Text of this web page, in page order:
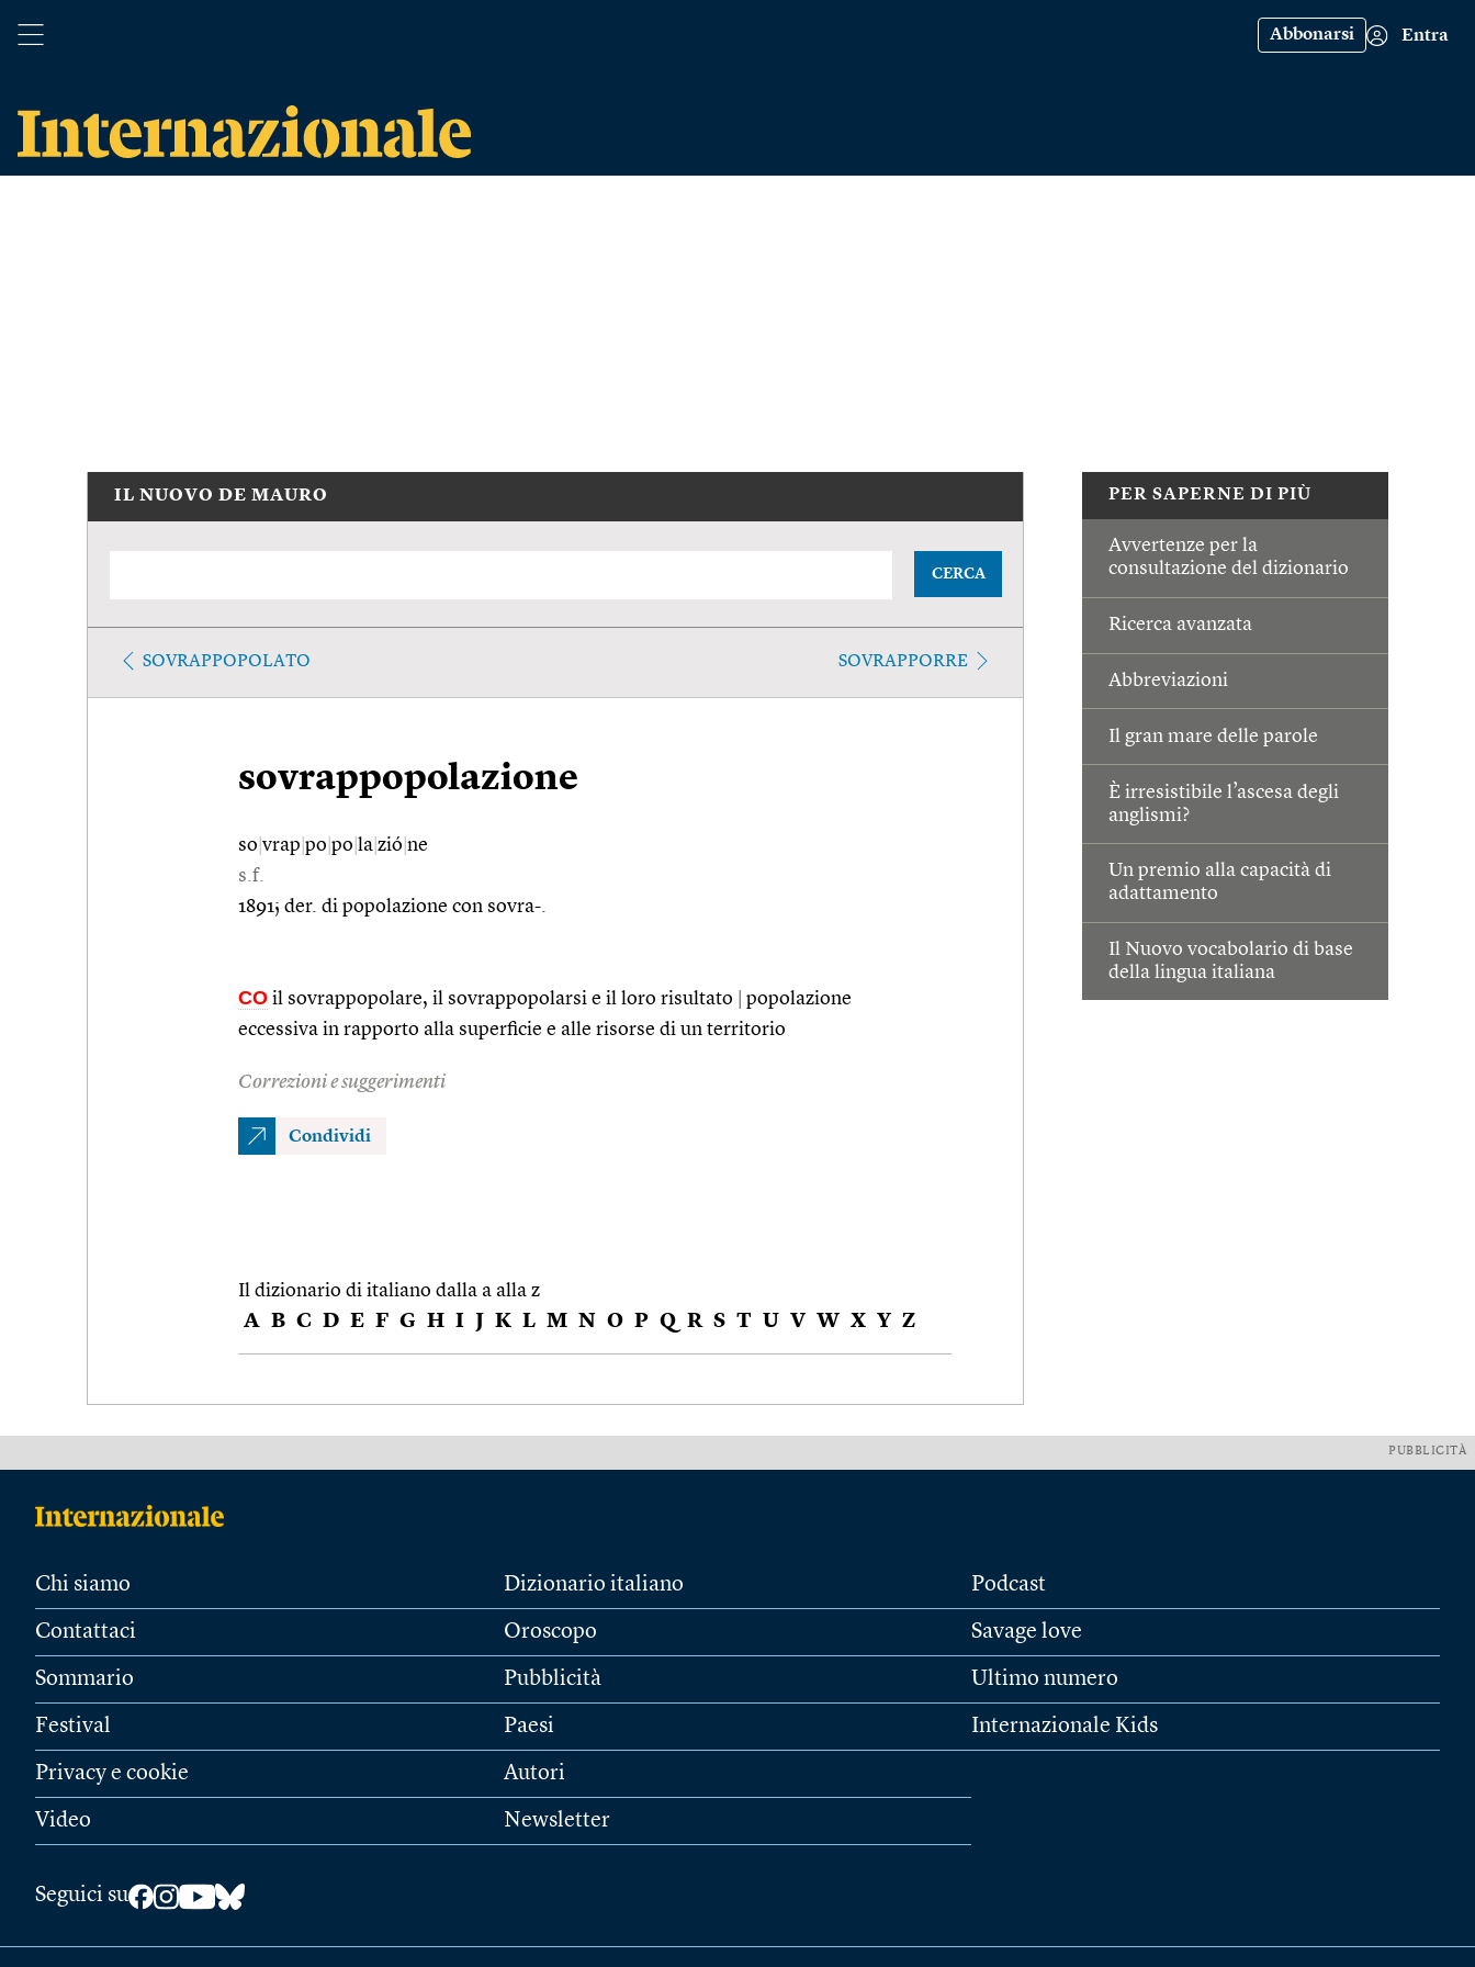
Abbonarsi Entra
PER SAPERNE DI PIÙ
Avvertenze per la
consultazione del dizionario
Ricerca avanzata
Abbreviazioni
Il gran mare delle parole
È irresistibile l’ascesa degli
anglismi?
Un premio alla capacità di
adattamento
Il Nuovo vocabolario di base
della lingua italiana
IL NUOVO DE MAURO
CERCA
SOVRAPPOPOLATO SOVRAPPORRE
sovrappopolazione
so vrap po po la zió ne
s.f.
1891; der. di popolazione con sovra-.
CO il sovrappopolare, il sovrappopolarsi e il loro risultato
popolazione
eccessiva in rapporto alla superficie e alle risorse di un territorio
Correzioni e suggerimenti
Condividi
Il dizionario di italiano dalla a alla z
A B C D E F G H I J K L M N O P Q R S T U V W X Y Z
PUBBLICITÀ
Chi siamo
Contattaci
Sommario
Festival
Privacy e cookie
Video
Dizionario italiano
Oroscopo
Pubblicità
Paesi
Autori
Newsletter
Podcast
Savage love
Ultimo numero
Internazionale Kids
Seguici su